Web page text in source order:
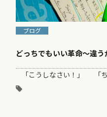
ブログ
どっちでもいい革命〜違う